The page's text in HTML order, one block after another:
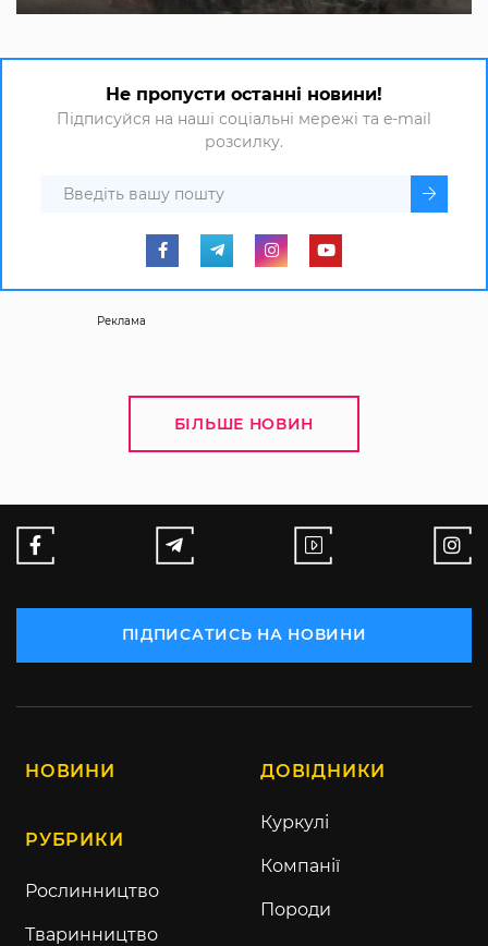
Не пропусти останні новини!
Підписуйся на наші соціальні мережі та e-mail
розсилку.
Реклама
БІЛЬШЕ НОВИН
ПІДПИСАТИСЬ НА НОВИНИ
НОВИНИ
РУБРИКИ
Рослинництво
Тваринництво
ДОВІДНИКИ
Куркулі
Компанії
Породи